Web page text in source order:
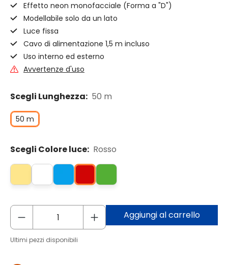
Effetto neon monofacciale (Forma a "D")
Modellabile solo da un lato
Luce fissa
Cavo di alimentazione 1,5 m incluso
Uso interno ed esterno
Avvertenze d'uso
Scegli Lunghezza: 50 m
50 m
Scegli Colore luce: Rosso
Aggiungi al carrello
Ultimi pezzi disponibili